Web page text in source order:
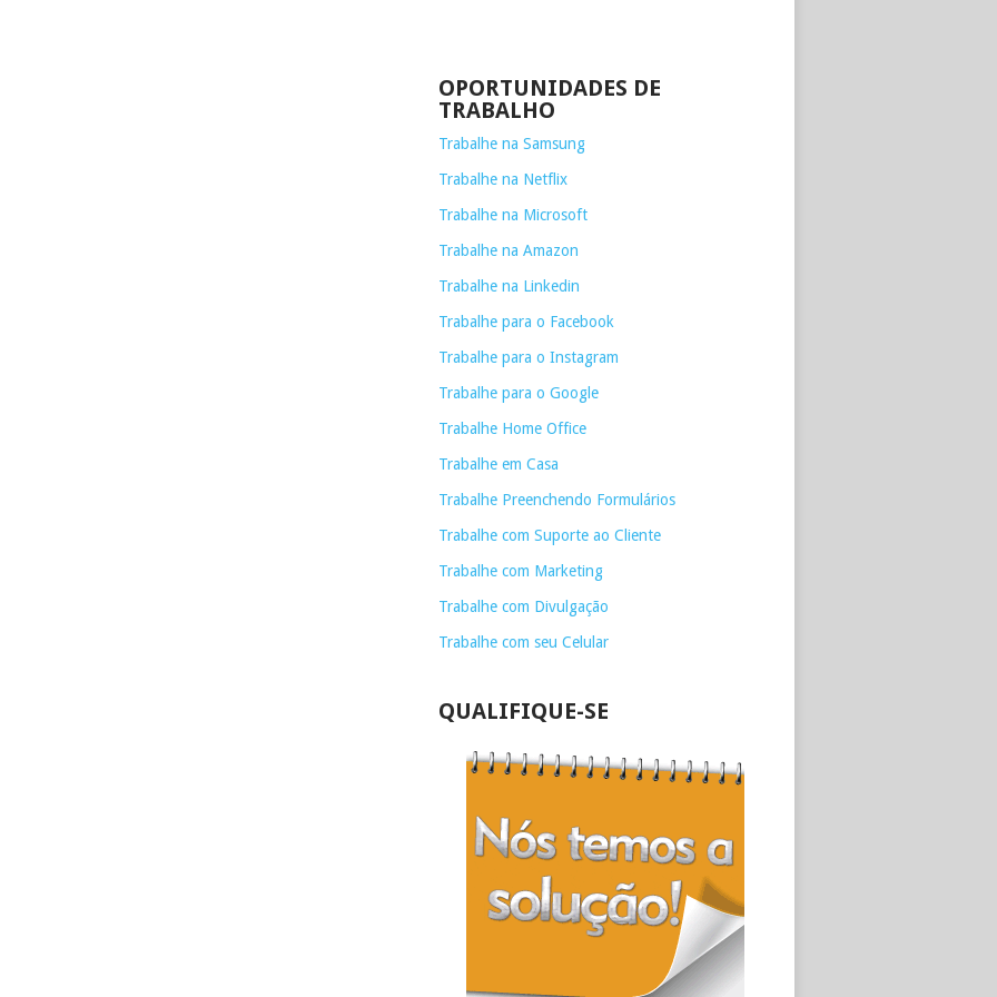
OPORTUNIDADES DE
TRABALHO
Trabalhe na Samsung
Trabalhe na Netflix
Trabalhe na Microsoft
Trabalhe na Amazon
Trabalhe na Linkedin
Trabalhe para o Facebook
Trabalhe para o Instagram
Trabalhe para o Google
Trabalhe Home Office
Trabalhe em Casa
Trabalhe Preenchendo Formulários
Trabalhe com Suporte ao Cliente
Trabalhe com Marketing
Trabalhe com Divulgação
Trabalhe com seu Celular
QUALIFIQUE-SE